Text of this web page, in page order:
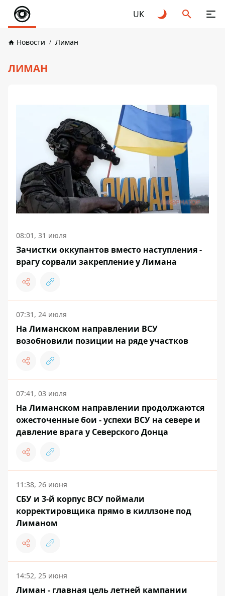
UK
Новости Лиман
ЛИМАН
08:01, 31 июля
Зачистки оккупантов вместо наступления -
врагу сорвали закрепление у Лимана
07:31, 24 июля
На Лиманском направлении ВСУ
возобновили позиции на ряде участков
07:41, 03 июля
На Лиманском направлении продолжаются
ожесточенные бои - успехи ВСУ на севере и
давление врага у Северского Донца
11:38, 26 июня
СБУ и 3-й корпус ВСУ поймали
корректировщика прямо в киллзоне под
Лиманом
14:52, 25 июня
Лиман - главная цель летней кампании